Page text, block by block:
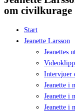
om civilkurage
Start
Jeanette Larsson
Jeanettes
Intervjuer
Jeanette i
Jeanette i
Jeanette i